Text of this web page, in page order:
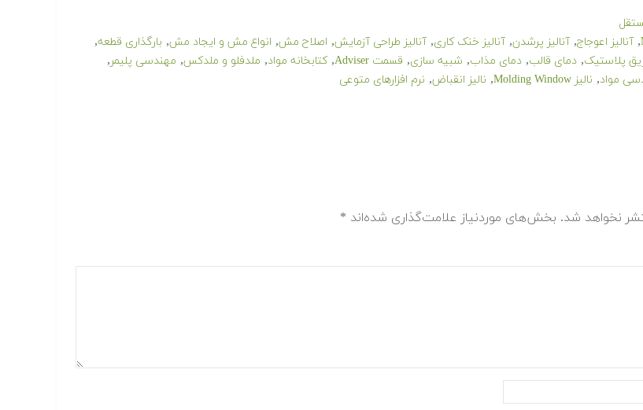
, آنالیز اعوجاج, آنالیز پرشدن, آنالیز خنک کاری, آنالیز طراحی آزمایش, اصلاح مش, انواع مش و ایجاد مش, بارگذاری قطعه,
پلاستیک, دمای قالب, دمای مذاب, شبیه سازی, قسمت Adviser ,کتابخانه مواد, ملدفلو و ملدکس, مهندسی پلیمر,
مواد, نالیز Molding Window , نالیز انقباض, نرم افزارهای متوعی
نخواهد شد. بخش‌های موردنیاز علامت‌گذاری شده‌اند *